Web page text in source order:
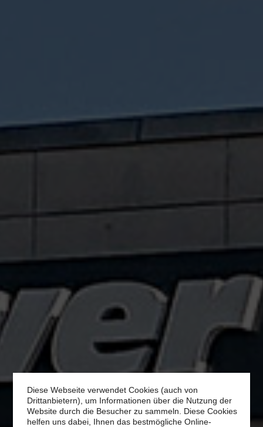
Diese Webseite verwendet Cookies (auch von
Drittanbietern), um Informationen über die Nutzung der
Website durch die Besucher zu sammeln. Diese Cookies
helfen uns dabei, Ihnen das bestmögliche Online-